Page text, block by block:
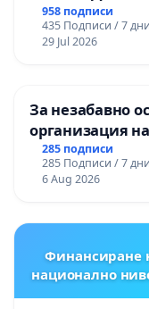
НА
958 подписи
435 Подписи / 7 дни
29 Jul 2026
За незабавно
организация
гарантиране
и качествено
ОУ „Княз
285 подписи
285 Подписи / 7 дни
6 Aug 2026
Финансиране
национално